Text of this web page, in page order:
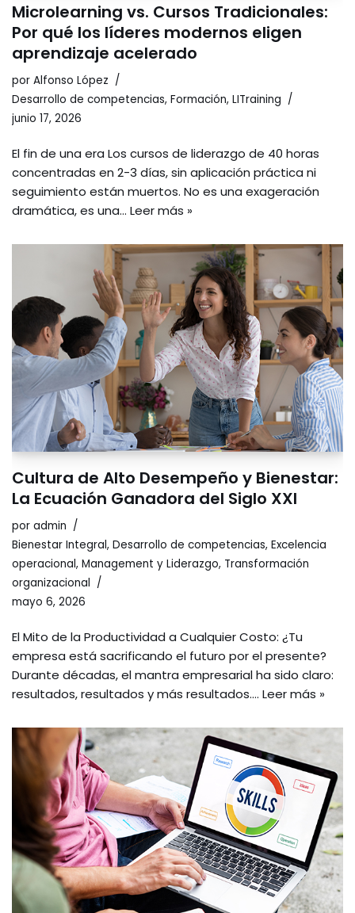
Microlearning vs. Cursos Tradicionales:
Por qué los líderes modernos eligen
aprendizaje acelerado
por Alfonso López
Desarrollo de competencias, Formación, LITraining
junio 17, 2026
El fin de una era Los cursos de liderazgo de 40 horas
concentradas en 2-3 días, sin aplicación práctica ni
seguimiento están muertos. No es una exageración
dramática, es una… Leer más »
Cultura de Alto Desempeño y Bienestar:
La Ecuación Ganadora del Siglo XXI
por admin
Bienestar Integral, Desarrollo de competencias, Excelencia
operacional, Management y Liderazgo, Transformación
organizacional
mayo 6, 2026
El Mito de la Productividad a Cualquier Costo: ¿Tu
empresa está sacrificando el futuro por el presente?
Durante décadas, el mantra empresarial ha sido claro:
resultados, resultados y más resultados.… Leer más »